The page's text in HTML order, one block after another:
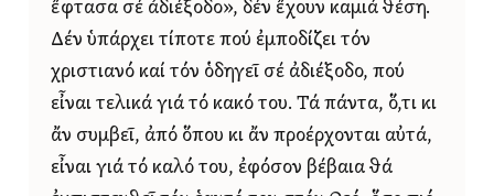
ἔφτασα σέ ἀδιέξοδο», δέν ἔχουν καμιά θέση.
Δέν ὑπάρχει τίποτε πού ἐμποδίζει τόν
χριστιανό καί τόν ὁδηγεῖ σέ ἀδιέξοδο, πού
εἶναι τελικά γιά τό κακό του. Τά πάντα, ὅ,τι κι
ἄν συμβεῖ, ἀπό ὅπου κι ἄν προέρχονται αὐτά,
εἶναι γιά τό καλό του, ἐφόσον βέβαια θά